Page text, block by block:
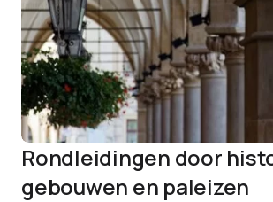
Rondleidingen door
gebouwen en paleizen